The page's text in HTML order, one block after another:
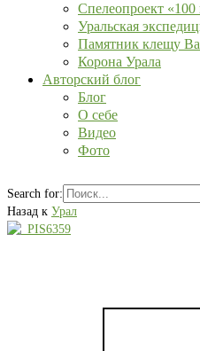
Спелеопроект
Уральская
Памятник клещу
Корона Урала
Авторский блог
Блог
О себе
Видео
Фото
Search for:
Назад к Урал